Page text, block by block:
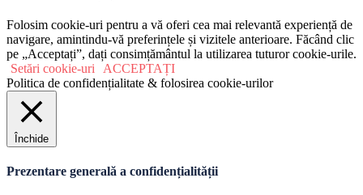
Folosim cookie-uri pentru a vă oferi cea mai relevantă experiență de
navigare, amintindu-vă preferințele și vizitele anterioare. Făcând clic
pe „Acceptați”, dați consimțământul la utilizarea tuturor cookie-urile.
Setări cookie-uri
ACCEPTAȚI
Politica de confidențialitate & folosirea cookie-urilor
Închide
Prezentare generală a confidențialității